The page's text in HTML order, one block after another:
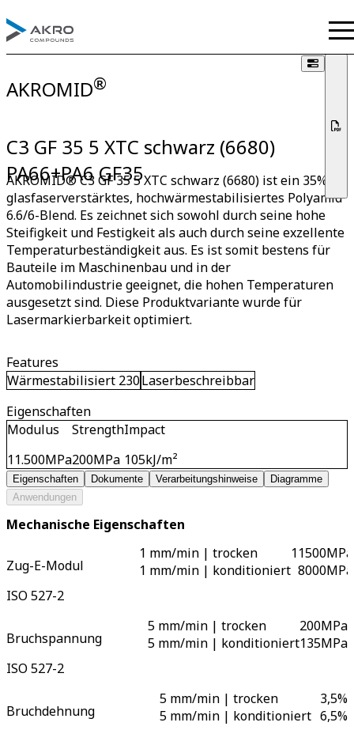
AKROMID®
C3 GF 35 5 XTC schwarz (6680)
PA66+PA6 GF35
AKROMID® C3 GF 35 5 XTC schwarz (6680) ist ein 35%
glasfaserverstärktes, hochwärmestabilisiertes Polyamid
6.6/6-Blend. Es zeichnet sich sowohl durch seine hohe
Steifigkeit und Festigkeit als auch durch seine exzellente
Temperaturbeständigkeit aus. Es ist somit bestens für
Bauteile im Maschinenbau und in der
Automobilindustrie geeignet, die hohen Temperaturen
ausgesetzt sind. Diese Produktvariante wurde für
Lasermarkierbarkeit optimiert.
Features
Wärmestabilisiert 230Laserbeschreibbar
Eigenschaften
Modulus
11.500MPa
Strength
200MPa
Impact
105kJ/m²
Eigenschaften Dokumente Verarbeitungshinweise
Diagramme
Anwendungen
Mechanische Eigenschaften
Zug-E-Modul
ISO 527-2
1 mm/min | trocken
1 mm/min | konditioniert
11500MPa
8000MPa
Bruchspannung
ISO 527-2
5 mm/min | trocken
5 mm/min | konditioniert
200MPa
135MPa
Bruchdehnung
5 mm/min | trocken
5 mm/min | konditioniert
3,5%
6,5%